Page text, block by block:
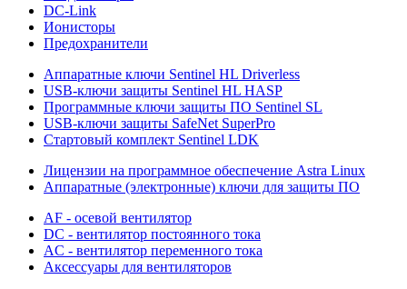
DC-Link
Ионисторы
Предохранители
Аппаратные ключи Sentinel HL Driverless
USB-ключи защиты Sentinel HL HASP
Программные ключи защиты ПО Sentinel SL
USB-ключи защиты SafeNet SuperPro
Стартовый комплект Sentinel LDK
Лицензии на программное обеспечение Astra Linux
Аппаратные (электронные) ключи для защиты ПО
AF - осевой вентилятор
DC - вентилятор постоянного тока
AC - вентилятор переменного тока
Аксессуары для вентиляторов